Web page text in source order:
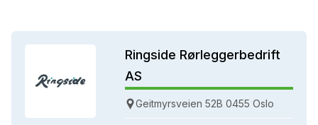
Ringside Rørleggerbedrift
AS
Geitmyrsveien 52B 0455 Oslo